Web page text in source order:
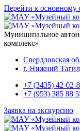
Перейти к основному
Муниципальное
комплекс»
Свердловская
г. Нижний
+7 (3435) 42-02-
+7 (953) 385 88
Заявка на экскурсию